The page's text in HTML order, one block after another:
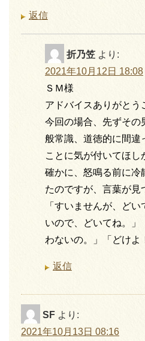
返信
折乃笠 より:
2021年10月12日 18:08
ＳＭ様
アドバイスありがとう
今回の場合、先ずその
般常識、道徳的に間違
ことに気が付いてほし
確かに、怒鳴る前に冷
たのですが、言葉が見
「すいませんが、ど
いので、どいてね。」
わないの。」「どけ
返信
SF より:
2021年10月13日 08:16